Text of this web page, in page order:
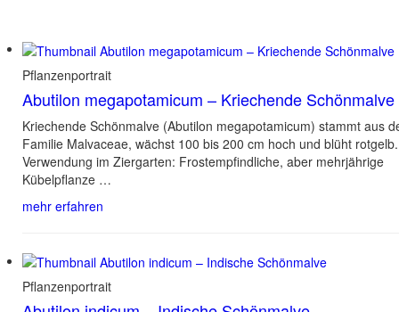
Pflanzenportrait
Abutilon megapotamicum – Kriechende Schönmalve
Kriechende Schönmalve (Abutilon megapotamicum) stammt aus
Familie Malvaceae, wächst 100 bis 200 cm hoch und blüht rotgelb.
Verwendung im Ziergarten: Frostempfindliche, aber mehrjährige
Kübelpflanze …
mehr erfahren
Pflanzenportrait